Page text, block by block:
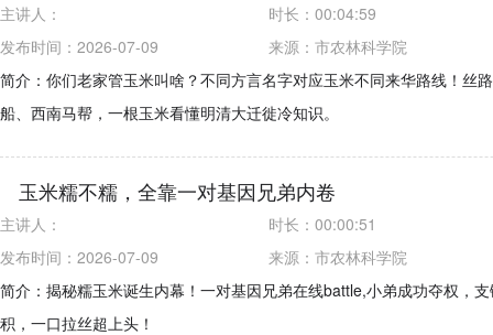
主讲人： 时长： 00:04:59
发布时间：2026-07-09
来源： 市农林科学院
简介：你们老家管玉米叫啥？不同方言名字对应玉米不同来华路线！丝
船、西南马帮，一根玉米看懂明清大迁徙冷知识。
玉米糯不糯，全靠一对基因兄弟内卷
主讲人： 时长： 00:00:51
发布时间：2026-07-09
来源： 市农林科学院
简介：揭秘糯玉米诞生内幕！一对基因兄弟在线battle,小弟成功夺权，
积，一口拉丝超上头！